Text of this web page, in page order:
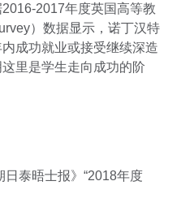
2017年度英国高等教
）数据显示，诺丁汉特
成功就业或接受继续深造
里是学生走向成功的阶
泰晤士报》“2018年度